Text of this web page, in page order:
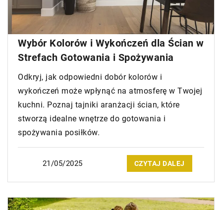
Wybór Kolorów i Wykończeń dla Ścian w
Strefach Gotowania i Spożywania
Odkryj, jak odpowiedni dobór kolorów i
wykończeń może wpłynąć na atmosferę w Twojej
kuchni. Poznaj tajniki aranżacji ścian, które
stworzą idealne wnętrze do gotowania i
spożywania posiłków.
21/05/2025 CZYTAJ DALEJ